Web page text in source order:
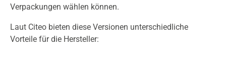
Verpackungen wählen können.
Laut Citeo bieten diese Versionen unterschiedliche
Vorteile für die Hersteller: